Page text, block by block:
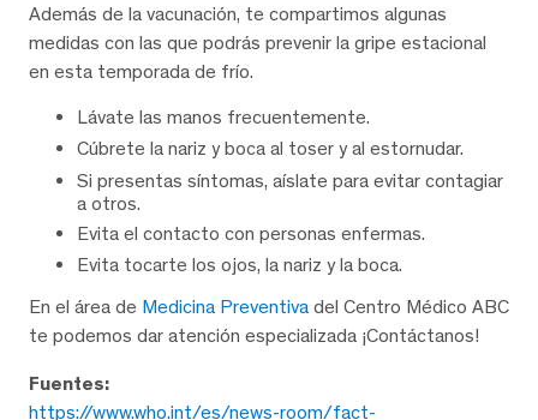
Además de la vacunación, te compartimos algunas
medidas con las que podrás prevenir la gripe estacional
en esta temporada de frío.
Lávate las manos frecuentemente.
Cúbrete la nariz y boca al toser y al estornudar.
Si presentas síntomas, aíslate para evitar contagiar
a otros.
Evita el contacto con personas enfermas.
Evita tocarte los ojos, la nariz y la boca.
En el área de Medicina Preventiva del Centro Médico ABC
te podemos dar atención especializada ¡Contáctanos!
Fuentes:
https://www.who.int/es/news-room/fact-